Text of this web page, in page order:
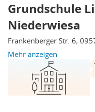
Grundschule
Niederwiesa
Frankenberger Str. 6,
Mehr anzeigen